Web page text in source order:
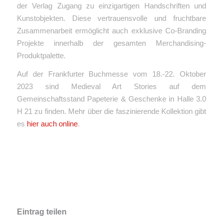
der Verlag Zugang zu einzigartigen Handschriften und
Kunstobjekten. Diese vertrauensvolle und fruchtbare
Zusammenarbeit ermöglicht auch exklusive Co-Branding
Projekte innerhalb der gesamten Merchandising-
Produktpalette.
Auf der Frankfurter Buchmesse vom 18.-22. Oktober
2023 sind Medieval Art Stories auf dem
Gemeinschaftsstand Papeterie & Geschenke in Halle 3.0
H 21 zu finden. Mehr über die faszinierende Kollektion gibt
es hier auch online.
Eintrag teilen